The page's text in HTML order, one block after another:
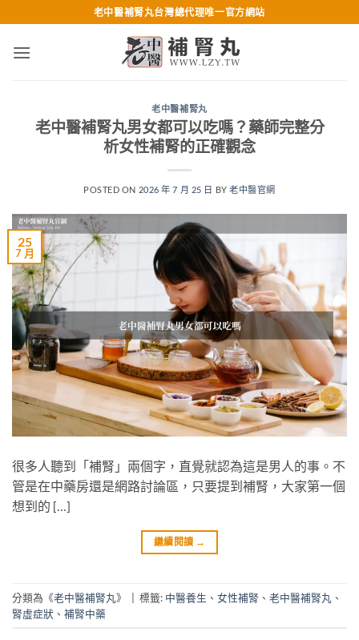
轉
老中醫補腎丸台灣總代理唯一官方網站
老中醫補腎丸
老中醫補腎丸男女都可以吃嗎？藥師完整分
析女性補腎的正確觀念
POSTED ON 2026 年 7 月 25 日 BY老中醫官網
25
7 月
很多人聽到「補腎」兩個字，直覺就認為這是男人的事。不
管是在中藥房還是網路討論區，只要提到補腎，大家第一個
想到的 […]
繼續閱讀 →
分類為《老中醫補腎丸》 標籤: 中醫養生 、 女性補腎 、 老中醫補腎丸 、
腎虛症狀 、 補腎中藥